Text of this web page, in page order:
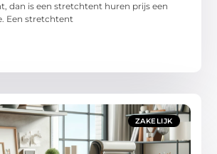
dan is een stretchtent huren prijs een
Een stretchtent
ZAKELIJK